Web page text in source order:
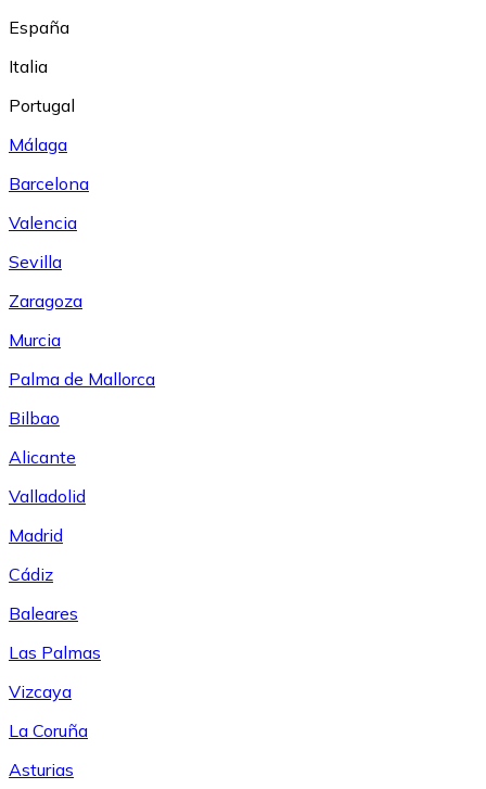
España
Italia
Portugal
Málaga
Barcelona
Valencia
Sevilla
Zaragoza
Murcia
Palma de Mallorca
Bilbao
Alicante
Valladolid
Madrid
Cádiz
Baleares
Las Palmas
Vizcaya
La Coruña
Asturias